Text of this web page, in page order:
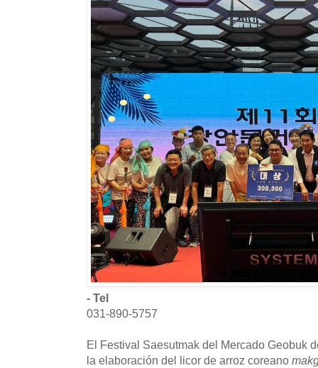
- Tel
031-890-5757
El Festival Saesutmak del Mercado Geobuk
la elaboración del licor de arroz coreano